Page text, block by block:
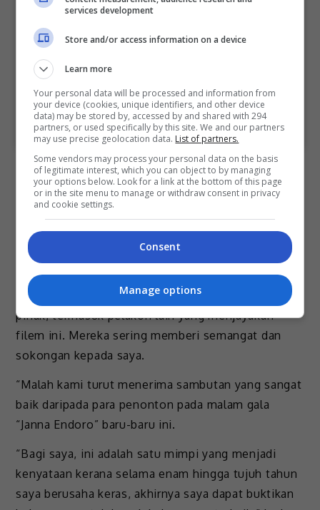
A post shared by Trisha Ooi (@itstrishaooi)
Tambah Trisha lagi, segala persiapan dan
penggambaran yang dilakukan di Kota Bharu,
Kelantan, pada tahun 2021 berjalan dengan lancar
pelakon.
“Alhamdulillah, penggambaran berjalan dengan
lancar dan saya gembira dengan hasil usaha semua
pihak, termasuk pelakon lain yang menjayakan
filem ini. Mereka sering memberi semangat dan
sokongan kepada saya.
“Malah kami turut menerima sambutan yang sangat
baik daripada para penonton pada malam gala
“Janna Endoro” baru-baru ini.
“Bagi saya, ini adalah satu mimpi yang menjadi
kenyataan kerana selama enam hingga tujuh tahun
saya berusaha keras, akhirnya saya dapat buktikan
services development
Store and/or access information on a device
Learn more
Your personal data will be processed and information from
your device (cookies, unique identifiers, and other device
data) may be stored by, accessed by and shared with 294
partners, or used specifically by this site. We and our partners
may use precise geolocation data. List of partners.
Some vendors may process your personal data on the basis
of legitimate interest, which you can object to by managing
your options below. Look for a link at the bottom of this page
or in the site menu to manage or withdraw consent in privacy
and cookie settings.
Consent
Manage options